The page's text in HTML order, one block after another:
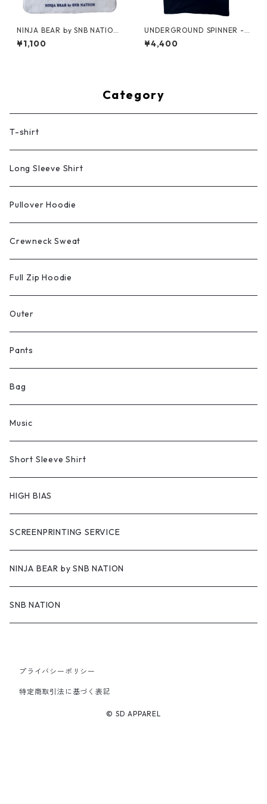
NINJA BEAR by SNB NATION
/ Hand Towel
¥1,100
UNDERGROUND SPINNER -
NINJA DJ T-shirt (Black)
¥4,400
Category
T-shirt
Long Sleeve Shirt
Pullover Hoodie
Crewneck Sweat
Full Zip Hoodie
Outer
Pants
Bag
Music
Short Sleeve Shirt
HIGH BIAS
SCREENPRINTING SERVICE
NINJA BEAR by SNB NATION
SNB NATION
プライバシーポリシー
特定商取引法に基づく表記
© SD APPAREL